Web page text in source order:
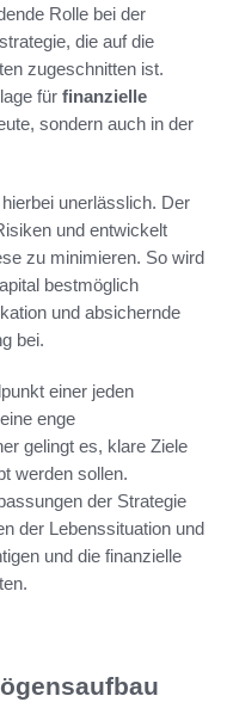
Rolle bei der
die auf die
zugeschnitten ist.
für finanzielle
sondern auch in der
unerlässlich. Der
und entwickelt
zu minimieren. So wird
bestmöglich
und absichernde
bei.
einer jeden
enge
gelingt es, klare Ziele
werden sollen.
der Strategie
der Lebenssituation und
und die finanzielle